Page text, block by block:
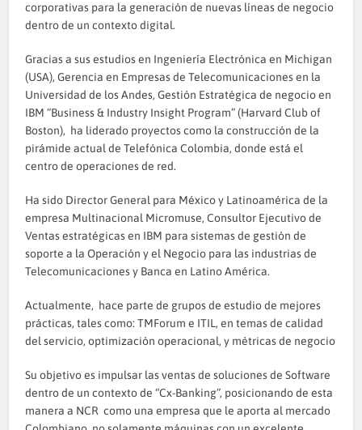
corporativas para la generación de nuevas líneas de negocio
dentro de un contexto digital.
Gracias a sus estudios en Ingeniería Electrónica en Michigan
(USA), Gerencia en Empresas de Telecomunicaciones en la
Universidad de los Andes, Gestión Estratégica de negocio en
IBM “Business & Industry Insight Program” (Harvard Club of
Boston), ha liderado proyectos como la construcción de la
pirámide actual de Telefónica Colombia, donde está el
centro de operaciones de red.
Ha sido Director General para México y Latinoamérica de la
empresa Multinacional Micromuse, Consultor Ejecutivo de
Ventas estratégicas en IBM para sistemas de gestión de
soporte a la Operación y el Negocio para las industrias de
Telecomunicaciones y Banca en Latino América.
Actualmente, hace parte de grupos de estudio de mejores
prácticas, tales como: TMForum e ITIL, en temas de calidad
del servicio, optimización operacional, y métricas de negocio
Su objetivo es impulsar las ventas de soluciones de Software
dentro de un contexto de “Cx-Banking”, posicionando de esta
manera a NCR como una empresa que le aporta al mercado